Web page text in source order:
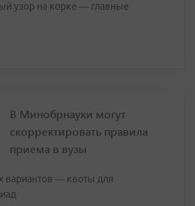
узор на корке — главные
В Минобрнауки могут
скорректировать правила
приема в вузы
вариантов — квоты для